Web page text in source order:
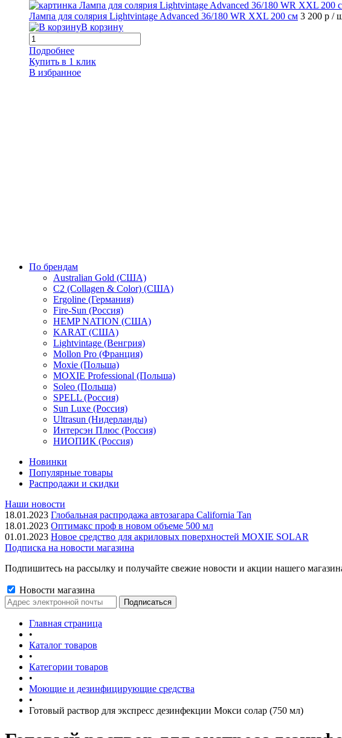
Лампа для солярия Lightvintage Advanced 36/180 WR XXL 200 см 3 200 р /
В корзину
Подробнее
Купить в 1 клик
В избранное
По брендам
Australian Gold (США)
C2 (Collagen & Color) (США)
Ergoline (Германия)
Fire-Sun (Россия)
HEMP NATION (США)
KARAT (США)
Lightvintage (Венгрия)
Mollon Pro (Франция)
Moxie (Польша)
MOXIE Professional (Польша)
Soleo (Польша)
SPELL (Россия)
Sun Luxe (Россия)
Ultrasun (Нидерланды)
Интерсэн Плюс (Россия)
НИОПИК (Россия)
Новинки
Популярные товары
Распродажи и скидки
Наши новости
18.01.2023 Глобальная распродажа автозагара California Tan
18.01.2023 Оптимакс проф в новом объеме 500 мл
01.01.2023 Новое средство для акриловых поверхностей MOXIE SOLAR
Подписка на новости магазина
Подпишитесь на рассылку и получайте свежие новости и акции нашего
Новости магазина
Главная страница
•
Каталог товаров
•
Категории товаров
•
Моющие и дезинфицирующие средства
•
Готовый раствор для экспресс дезинфекции Мокси солар (750 мл)